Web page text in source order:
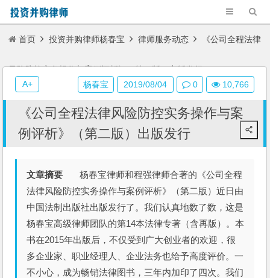
首页 投资并购律师杨春宝 律师服务动态 《公司全程法律
风险防控实务操作与案例评析》（第二版）出版发行
《公司全程法律风险防控实务操作与案
例评析》（第二版）出版发行
文章摘要 杨春宝律师和程强律师合著的《公司全程
法律风险防控实务操作与案例评析》（第二版）近日由
中国法制出版社出版发行了。我们认真地数了数，这是
杨春宝高级律师团队的第14本法律专著（含再版）。本
书在2015年出版后，不仅受到广大创业者的欢迎，很
多企业家、职业经理人、企业法务也给予高度评价。一
不小心，成为畅销法律图书，三年内加印了四次。我们
杨春宝 2019/08/04 0 10,766
A+